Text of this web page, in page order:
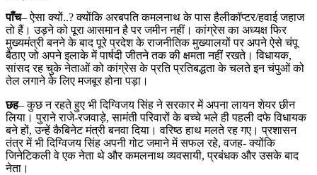
पाँच– ऐसा क्यों..? क्योंकि अरबपति कमलनाथ के पास हैलीकॉप्टर/हवाई जहाज
तो हैं। उड़ने को पूरा आसमान है पर जमीन नहीं। कांग्रेस का अध्यक्ष फिर
मुख्यमंत्री बनने के बाद पूरे प्रदेश के राजनीतिक मुख्यालयों पर अपने ऐसे चंपू
बैठाए जो अपने इलाके में पार्षदी जीतने तक की क्षमता नहीं रखते। विधायक,
सांसद रह चुके नेताओं को कांग्रेस के प्रति प्रतिबद्धता के चलते इन चंपुओं को
तेल लगाने के लिए मजबूर होना पड़ा।
छह– कुछ न रहते हुए भी दिग्विजय सिंह ने सरकार में अपना लायन शेयर छीन
लिया। पुराने राजे-रजवाड़े, सामंती परिवारों के बच्चे भले ही पहली दफे विधायक
बने हों, उन्हें कैबिनेट मंत्री बनवा दिया। वरिष्ठ हाथ मलते रह गए। प्रशासन
तंत्र में भी दिग्विजय सिंह अपनी गोट जमाने में सफल रहे, वजह- क्योंकि
जिनेटिकली वे एक नेता थे और कमलनाथ व्यवसायी, प्रबंधक और उसके बाद
नेता।